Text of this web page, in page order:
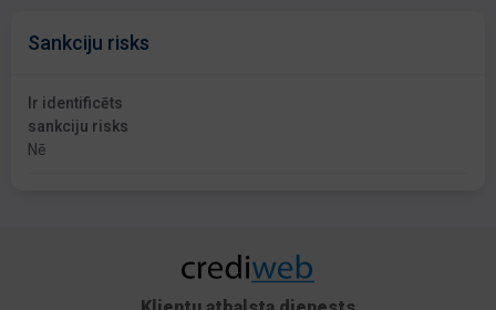
Sankciju risks
Ir identificēts
sankciju risks
Nē